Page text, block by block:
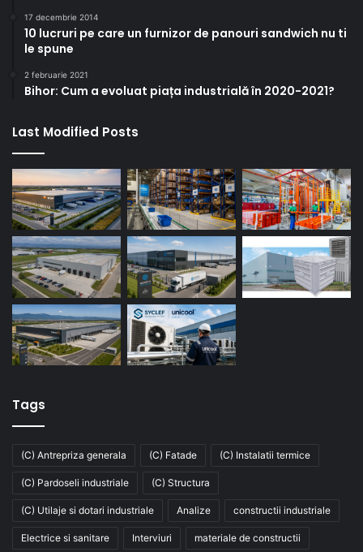
17 decembrie 2014
10 lucruri pe care un furnizor de panouri sandwich nu ti
le spune
2 februarie 2021
Bihor: Cum a evoluat piața industrială în 2020-2021?
Last Modified Posts
Tags
(C) Antrepriza generala (C) Fatade (C) Instalatii termice
(C) Pardoseli industriale (C) Structura
(C) Utilaje si dotari industriale Analize constructii industriale
Electrice si sanitare Interviuri materiale de constructii